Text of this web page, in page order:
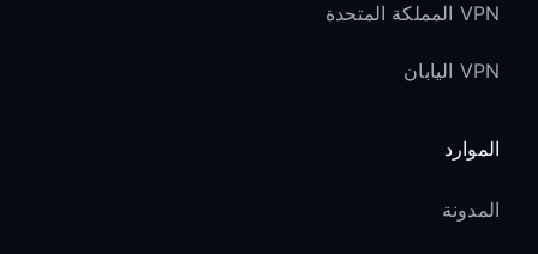
VPN المملكة المتحدة
VPN اليابان
الموارد
المدونة